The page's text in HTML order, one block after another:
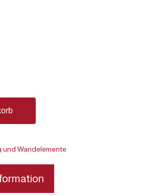
und Wandelemente